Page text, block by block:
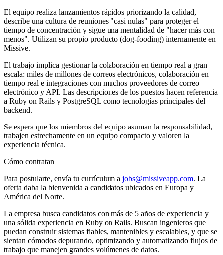
El equipo realiza lanzamientos rápidos priorizando la calidad,
describe una cultura de reuniones "casi nulas" para proteger el
tiempo de concentración y sigue una mentalidad de "hacer más con
menos". Utilizan su propio producto (dog-fooding) internamente en
Missive.
El trabajo implica gestionar la colaboración en tiempo real a gran
escala: miles de millones de correos electrónicos, colaboración en
tiempo real e integraciones con muchos proveedores de correo
electrónico y API. Las descripciones de los puestos hacen referencia
a Ruby on Rails y PostgreSQL como tecnologías principales del
backend.
Se espera que los miembros del equipo asuman la responsabilidad,
trabajen estrechamente en un equipo compacto y valoren la
experiencia técnica.
Cómo contratan
Para postularte, envía tu currículum a jobs@missiveapp.com. La
oferta daba la bienvenida a candidatos ubicados en Europa y
América del Norte.
La empresa busca candidatos con más de 5 años de experiencia y
una sólida experiencia en Ruby on Rails. Buscan ingenieros que
puedan construir sistemas fiables, mantenibles y escalables, y que se
sientan cómodos depurando, optimizando y automatizando flujos de
trabajo que manejen grandes volúmenes de datos.